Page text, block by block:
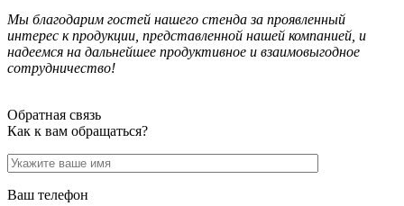
Мы благодарим гостей нашего стенда за проявленный
интерес к продукции, представленной нашей компанией, и
надеемся на дальнейшее продуктивное и взаимовыгодное
сотрудничество!
Обратная связь
Как к вам обращаться?
Ваш телефон